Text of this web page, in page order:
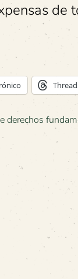
de
derechos